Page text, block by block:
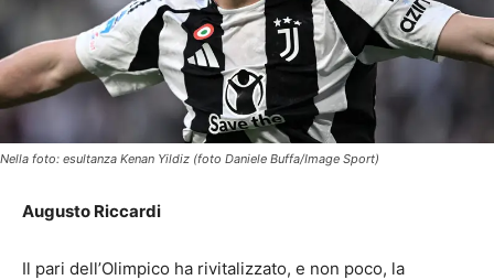
Nella foto: esultanza Kenan Yildiz (foto Daniele Buffa/Image Sport)
Augusto Riccardi
Il pari dell’Olimpico ha rivitalizzato, e non poco, la